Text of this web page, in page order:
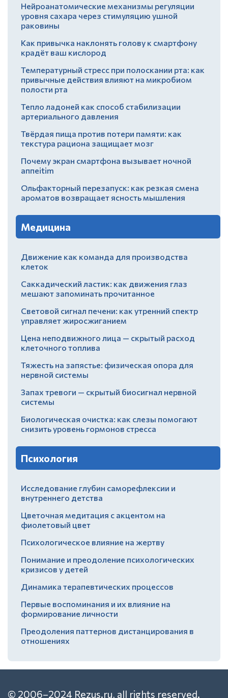
Нейроанатомические механизмы регуляции
уровня сахара через стимуляцию ушной
раковины
Как привычка наклонять голову к смартфону
крадёт ваш кислород
Температурный стресс при полоскании рта: как
привычные действия влияют на микробиом
полости рта
Тепло ладоней как способ стабилизации
артериального давления
Твёрдая пища против потери памяти: как
текстура рациона защищает мозг
Почему экран смартфона вызывает ночной
аппеitim
Ольфакторный перезапуск: как резкая смена
ароматов возвращает ясность мышления
Медицина
Движение как команда для производства
клеток
Саккадический ластик: как движения глаз
мешают запоминать прочитанное
Световой сигнал печени: как утренний спектр
управляет жиросжиганием
Цена неподвижного лица — скрытый расход
клеточного топлива
Тяжесть на запястье: физическая опора для
нервной системы
Запах тревоги — скрытый биосигнал нервной
системы
Биологическая очистка: как слезы помогают
снизить уровень гормонов стресса
Психология
Исследование глубин саморефлексии и
внутреннего детства
Цветочная медитация с акцентом на
фиолетовый цвет
Психологическое влияние на жертву
Понимание и преодоление психологических
кризисов у детей
Динамика терапевтических процессов
Первые воспоминания и их влияние на
формирование личности
Преодоления паттернов дистанцирования в
отношениях
© 2006–2024 Rezus.ru, all rights reserved.